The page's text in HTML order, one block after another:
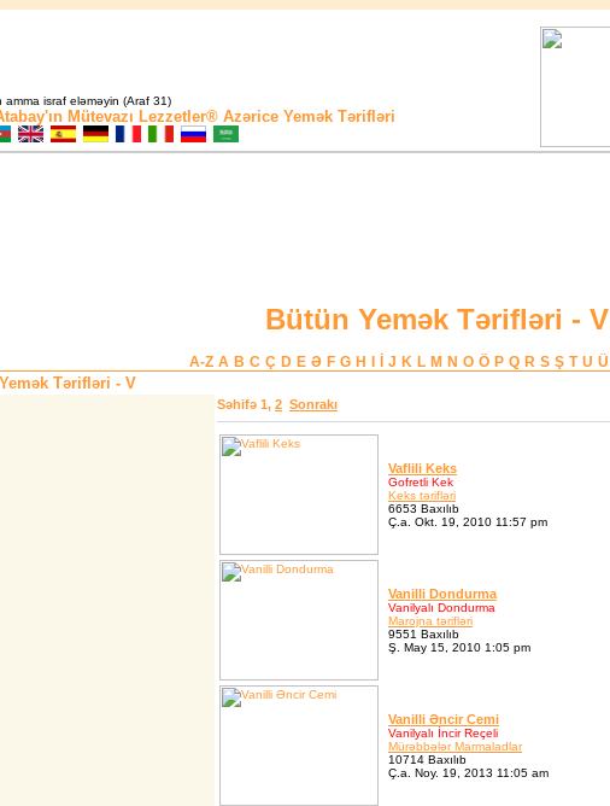
amma israf eləməyin (Araf 31)
Mütevazı Lezzetler® Azərice Yemək Tərifləri
Bütün Yemək Tərifləri - V
A-Z A B C Ç D E Ə F G H J K L M N O Ö P Q R S Ş T U Ü
Tərifləri - V
Səhifə 1, 2 Sonrakı
Vaflili Keks
Gofretli Kek
Keks tərifləri
6653 Baxılıb
Ç.a. Okt. 19, 2010 11:57 pm
Vanilli Dondurma
Vanilyalı Dondurma
Marojna tərifləri
9551 Baxılıb
Ş. May 15, 2010 1:05 pm
Vanilli Əncir Cemi
Vanilyalı İncir Reçeli
Mürəbbələr Marmaladlar
10714 Baxılıb
Ç.a. Noy. 19, 2013 11:05 am